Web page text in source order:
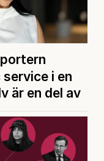
i en
är en del av